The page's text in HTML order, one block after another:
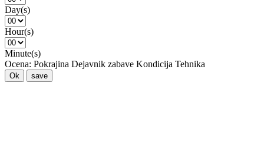
Day(s)
Hour(s)
Minute(s)
Ocena: Pokrajina Dejavnik zabave Kondicija Tehnika
Ok save